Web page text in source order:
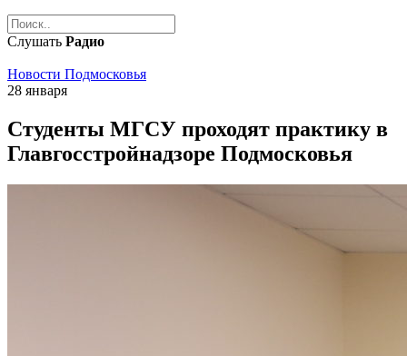
Слушать Радио
Новости Подмосковья
28 января
Студенты МГСУ проходят практику в
Главгосстройнадзоре Подмосковья